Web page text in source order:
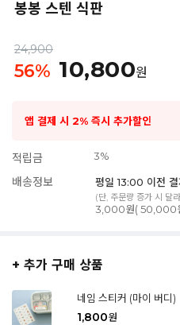
봉봉 스텐 식판
24,900
56% 10,800원
앱 결제 시 2% 즉시 추가할인
적립금 3%
배송정보 평일 13:00 이전 결
(단, 주문량 증가 시 달
3,000원( 50,000
+ 추가 구매 상품
네임 스티커 (마이 버디)
1,800원